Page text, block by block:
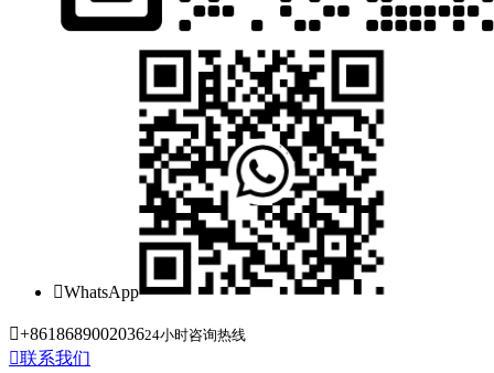
WhatsApp
+861868900203624小时咨询热线
联系我们